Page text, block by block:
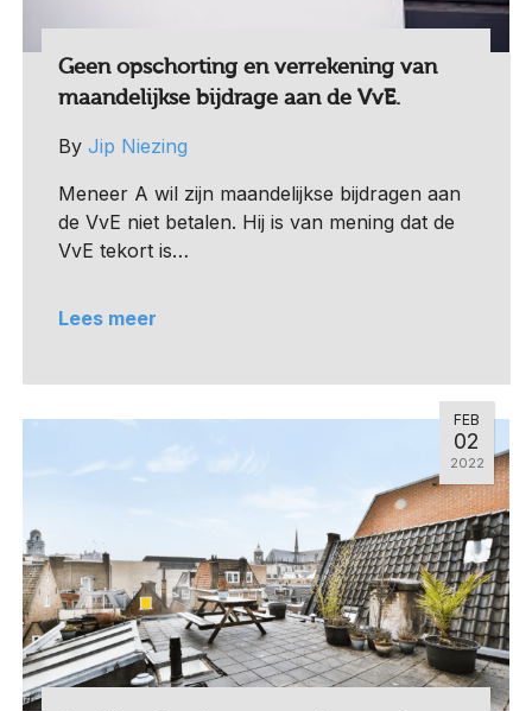
Geen opschorting en verrekening van
maandelijkse bijdrage aan de VvE.
By Jip Niezing
Meneer A wil zijn maandelijkse bijdragen aan
de VvE niet betalen. Hij is van mening dat de
VvE tekort is…
Lees meer
FEB
02
2022